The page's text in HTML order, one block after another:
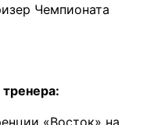
Чемпионата
«Восток» на